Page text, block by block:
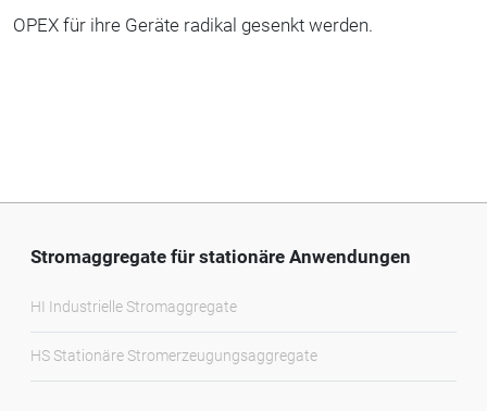
OPEX für ihre Geräte radikal gesenkt werden.
Stromaggregate für stationäre Anwendungen
HI Industrielle Stromaggregate
HS Stationäre Stromerzeugungsaggregate